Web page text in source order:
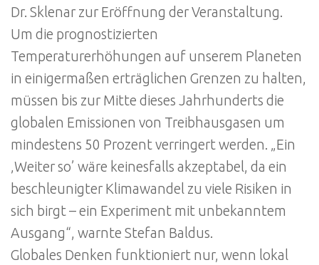
Dr. Sklenar zur Eröffnung der Veranstaltung.
Um die prognostizierten
Temperaturerhöhungen auf unserem Planeten
in einigermaßen erträglichen Grenzen zu halten,
müssen bis zur Mitte dieses Jahrhunderts die
globalen Emissionen von Treibhausgasen um
mindestens 50 Prozent verringert werden. „Ein
‚Weiter so’ wäre keinesfalls akzeptabel, da ein
beschleunigter Klimawandel zu viele Risiken in
sich birgt – ein Experiment mit unbekanntem
Ausgang“, warnte Stefan Baldus.
Globales Denken funktioniert nur, wenn lokal